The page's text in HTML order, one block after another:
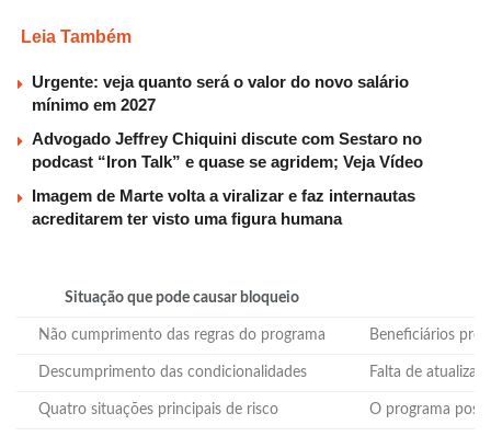
Leia Também
Urgente: veja quanto será o valor do novo salário
mínimo em 2027
Advogado Jeffrey Chiquini discute com Sestaro no
podcast “Iron Talk” e quase se agridem; Veja Vídeo
Imagem de Marte volta a viralizar e faz internautas
acreditarem ter visto uma figura humana
Situação que pode causar bloqueio
Não cumprimento das regras do programa Beneficiários
Descumprimento das condicionalidades Falta de
Quatro situações principais de risco O programa